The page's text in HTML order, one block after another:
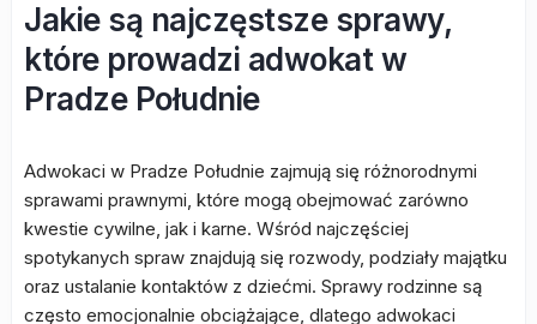
Jakie są najczęstsze sprawy,
które prowadzi adwokat w
Pradze Południe
Adwokaci w Pradze Południe zajmują się różnorodnymi
sprawami prawnymi, które mogą obejmować zarówno
kwestie cywilne, jak i karne. Wśród najczęściej
spotykanych spraw znajdują się rozwody, podziały majątku
oraz ustalanie kontaktów z dziećmi. Sprawy rodzinne są
często emocjonalnie obciążające, dlatego adwokaci